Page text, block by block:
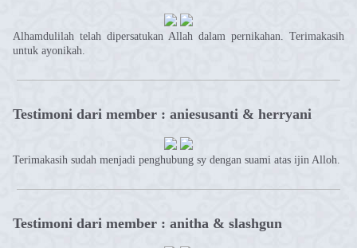
Alhamdulilah telah dipersatukan Allah dalam pernikahan. Terimakasih
untuk ayonikah.
Testimoni dari member : aniesusanti & herryani
Terimakasih sudah menjadi penghubung sy dengan suami atas ijin Alloh.
Testimoni dari member : anitha & slashgun